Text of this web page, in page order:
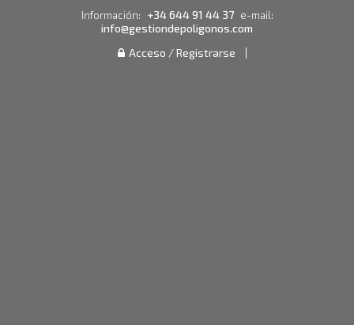
Información: +34 644 91 44 37 e-mail:
info@gestiondepoligonos.com
Acceso / Registrarse